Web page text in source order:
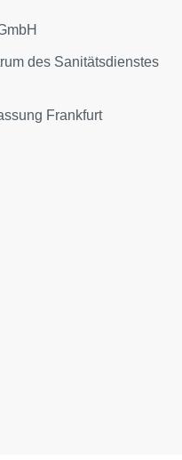
des Sanitätsdienstes
Frankfurt